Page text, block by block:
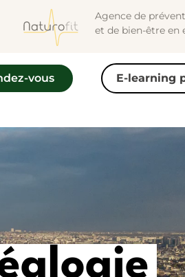
Agence de
et de bien-être en
vous E-learning